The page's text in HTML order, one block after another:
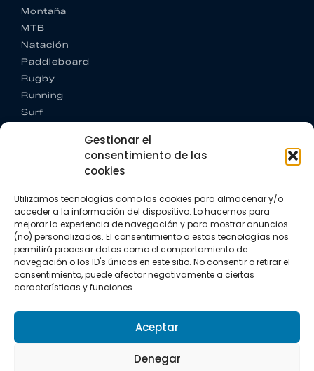
Gestionar el
consentimiento de las
cookies
Utilizamos tecnologías como las cookies para almacenar y/o
acceder a la información del dispositivo. Lo hacemos para
mejorar la experiencia de navegación y para mostrar anuncios
(no) personalizados. El consentimiento a estas tecnologías nos
permitirá procesar datos como el comportamiento de
navegación o los ID's únicos en este sitio. No consentir o retirar el
consentimiento, puede afectar negativamente a ciertas
características y funciones.
Aceptar
Denegar
Montaña
MTB
Natación
Paddleboard
Rugby
Running
Surf
CONTACTO
+34 662 342 177
info@vkssport.com
SÍGUENOS
Política de privacidad
Política de cookies